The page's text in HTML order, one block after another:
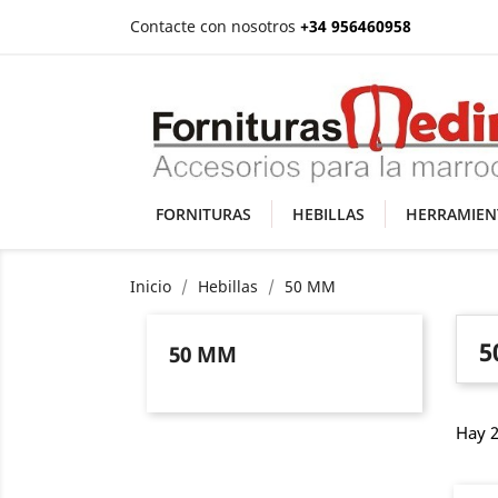
Contacte con nosotros +34 956460958
FORNITURAS HEBILLAS
Inicio Hebillas 50 MM
50 MM
Hay